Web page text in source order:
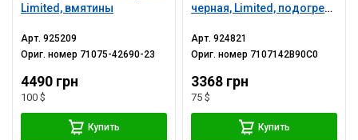
Limited, вмятины
Арт.925209
Ориг. номер 71075-42690-23
4490 грн
100 $
Купить
черная, Limited, подогрев,
Арт.924821
Ориг. номер 7107142B90C0
3368 грн
75 $
Купить